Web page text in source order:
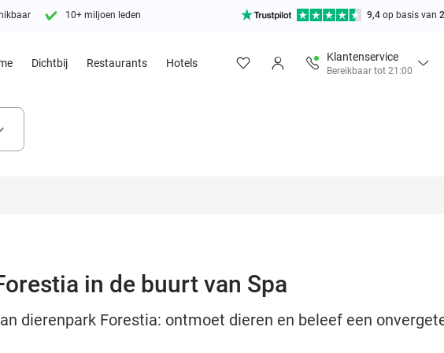
10+ miljoen leden 9,4 op basis van
Dichtbij Restaurants Hotels
Klantenservice
Bereikbaar tot 21:00
in de buurt van Spa
dierenpark Forestia: ontmoet dieren en beleef een